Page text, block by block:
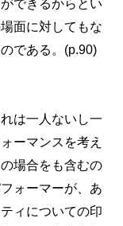
できるからとい
面に対してもな
である。(p.90)
は一人ないし一
ーマンスを考え
場合をも含むの
ォーマーが、あ
ィについての印